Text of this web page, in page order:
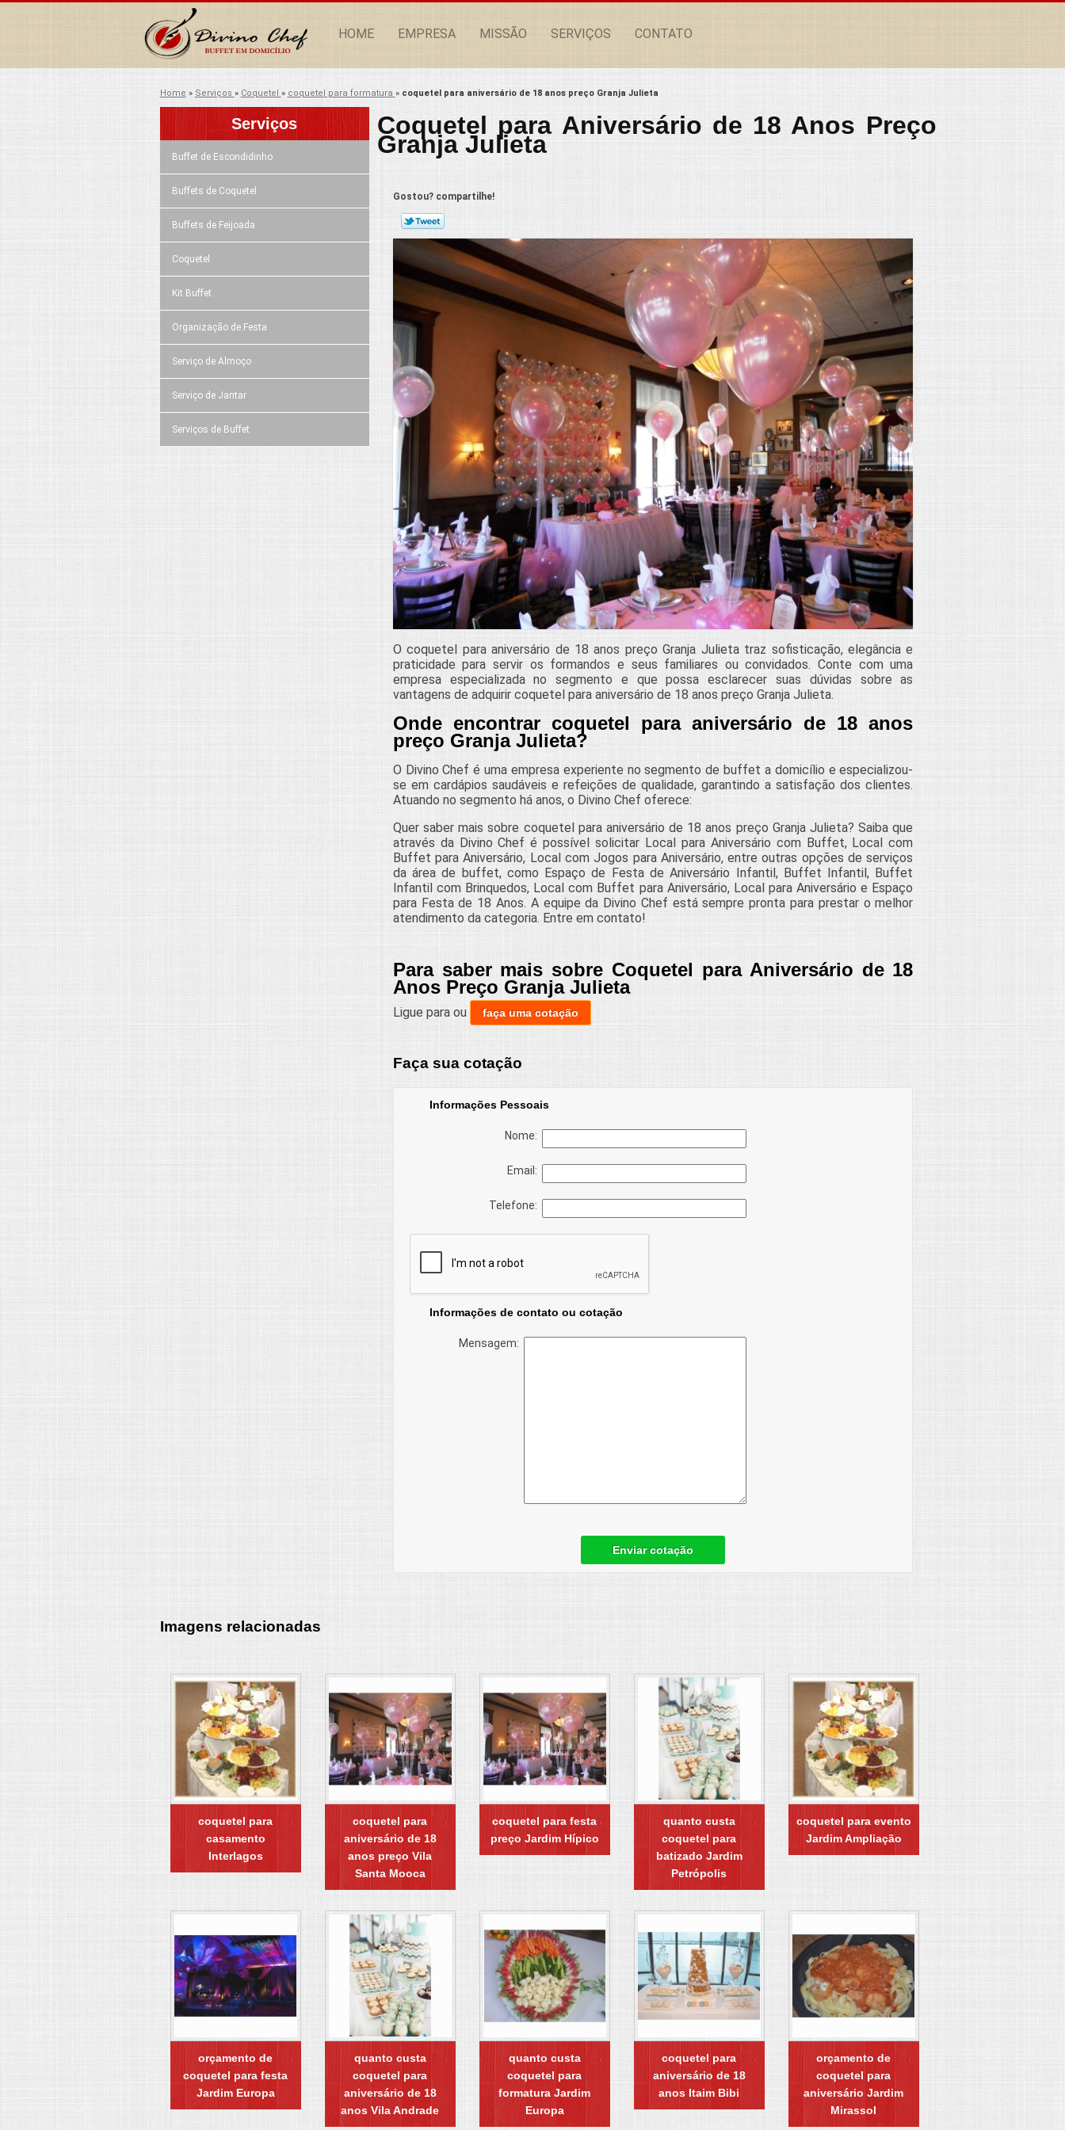
HOME EMPRESA MISSÃO SERVIÇOS CONTATO
Home » Serviços » Coquetel » coquetel para formatura » coquetel para aniversário de 18 anos preço Granja Julieta
Serviços
Buffet de Escondidinho
Buffets de Coquetel
Buffets de Feijoada
Coquetel
Kit Buffet
Organização de Festa
Serviço de Almoço
Serviço de Jantar
Serviços de Buffet
Coquetel para Aniversário de 18 Anos Preço
Granja Julieta
Gostou? compartilhe!
O coquetel para aniversário de 18 anos preço Granja Julieta traz sofisticação, elegância e
praticidade para servir os formandos e seus familiares ou convidados. Conte com uma
empresa especializada no segmento e que possa esclarecer suas dúvidas sobre as
vantagens de adquirir coquetel para aniversário de 18 anos preço Granja Julieta.
Onde encontrar coquetel para aniversário de 18 anos
preço Granja Julieta?
O Divino Chef é uma empresa experiente no segmento de buffet a domicílio e especializou-
se em cardápios saudáveis e refeições de qualidade, garantindo a satisfação dos clientes.
Atuando no segmento há anos, o Divino Chef oferece:
Quer saber mais sobre coquetel para aniversário de 18 anos preço Granja Julieta? Saiba que
através da Divino Chef é possível solicitar Local para Aniversário com Buffet, Local com
Buffet para Aniversário, Local com Jogos para Aniversário, entre outras opções de serviços
da área de buffet, como Espaço de Festa de Aniversário Infantil, Buffet Infantil, Buffet
Infantil com Brinquedos, Local com Buffet para Aniversário, Local para Aniversário e Espaço
para Festa de 18 Anos. A equipe da Divino Chef está sempre pronta para prestar o melhor
atendimento da categoria. Entre em contato!
Para saber mais sobre Coquetel para Aniversário de 18
Anos Preço Granja Julieta
Ligue para ou faça uma cotação
Faça sua cotação
Informações Pessoais
Nome:
Email:
Telefone:
Informações de contato ou cotação
Mensagem:
Enviar cotação
Imagens relacionadas
coquetel para
casamento
Interlagos
coquetel para
aniversário de 18
anos preço Vila
Santa Mooca
coquetel para festa
preço Jardim Hípico
quanto custa
coquetel para
batizado Jardim
Petrópolis
coquetel para evento
Jardim Ampliação
orçamento de
coquetel para festa
Jardim Europa
quanto custa
coquetel para
aniversário de 18
anos Vila Andrade
quanto custa
coquetel para
formatura Jardim
Europa
coquetel para
aniversário de 18
anos Itaim Bibi
orçamento de
coquetel para
aniversário Jardim
Mirassol